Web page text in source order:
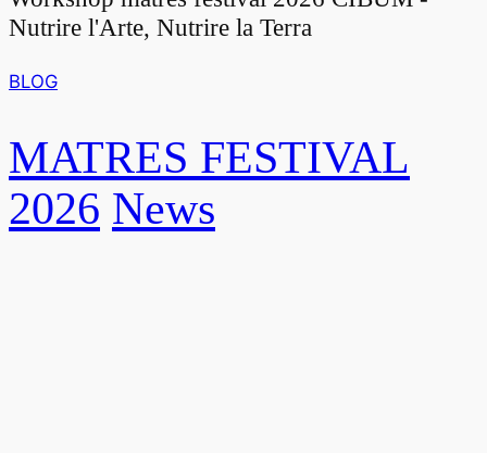
Nutrire l'Arte, Nutrire la Terra
BLOG
MATRES FESTIVAL
2026 News